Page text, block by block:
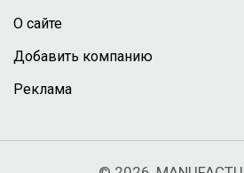
О сайте
Добавить компанию
Реклама